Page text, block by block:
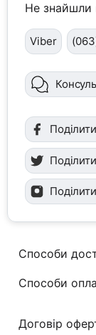
Не знайшли
Viber
Способи
Способи
Договір